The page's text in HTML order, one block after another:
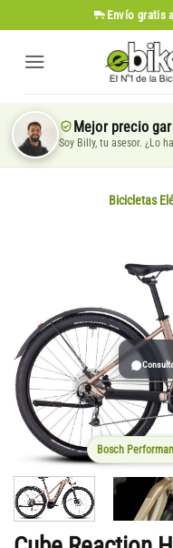
al
contenido
Envío gratis
Mejor precio
Soy Billy, tu asesor. ¿Lo
Bicicletas
Bosch